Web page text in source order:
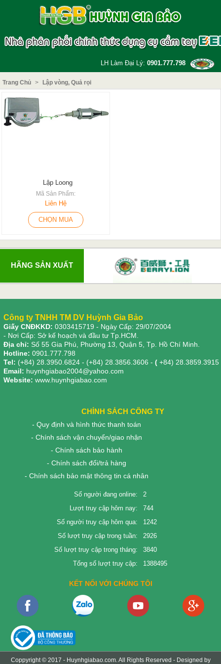
LH Làm Đại Lý: 0901.777.798
Trang Chủ > Lập vòng, Quả rọi
Lập Loong
Mã Sản Phẩm:
Liên Hệ
CHỌN MUA
HÃNG SẢN XUẤT
Công ty TNHH TM DV Huỳnh Gia Bảo
Giấy CNĐKKD: 0303415719 - Ngày Cấp: 29/07/2004
- Nơi Cấp: Sở kế hoạch và đầu tư Tp.HCM.
Địa chỉ: Số 55 Gia Phú, Phường 13, Quận 5, Tp. Hồ Chí Minh.
Hotline: 0901.777.798
Tel: (+84) 28.3950.6824 - (+84) 28.3856.3606 - ( +84) 28.3859.3915
Email: huynhgiabao2004@yahoo.com
Website: www.huynhgiabao.com
CHÍNH SÁCH CÔNG TY
- Quy định và hình thức thanh toán
- Chính sách vận chuyển/giao nhận
- Chính sách bảo hành
- Chính sách đổi/trả hàng
- Chính sách bảo mật thông tin cá nhân
Số người đang online:
2
Lượt truy cập hôm nay:
744
Số người truy cập hôm qua:
1242
Số lượt truy cập trong tuần:
2926
Số lượt truy cập trong tháng:
3840
Tổng số lượt truy cập:
1388495
KẾT NỐI VỚI CHÚNG TÔI
Coppyright © 2017 - Huynhgiabao.com. All Rights Reserved - Designed by